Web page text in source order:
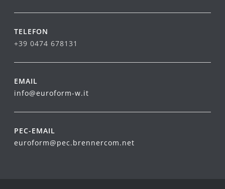
TELEFON
+39 0474 678131
EMAIL
info@euroform-w.it
PEC-EMAIL
euroform@pec.brennercom.net